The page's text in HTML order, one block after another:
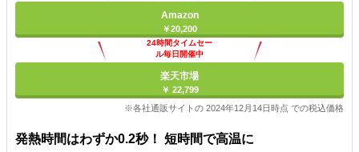
Amazon
￥20,200
24時間タイムセー
ル毎日開催中
楽天市場
￥ 22,799
※各社通販サイトの 2024年12月14日時点 での税込価格
発熱時間はわずか0.2秒！ 短時間で高温に